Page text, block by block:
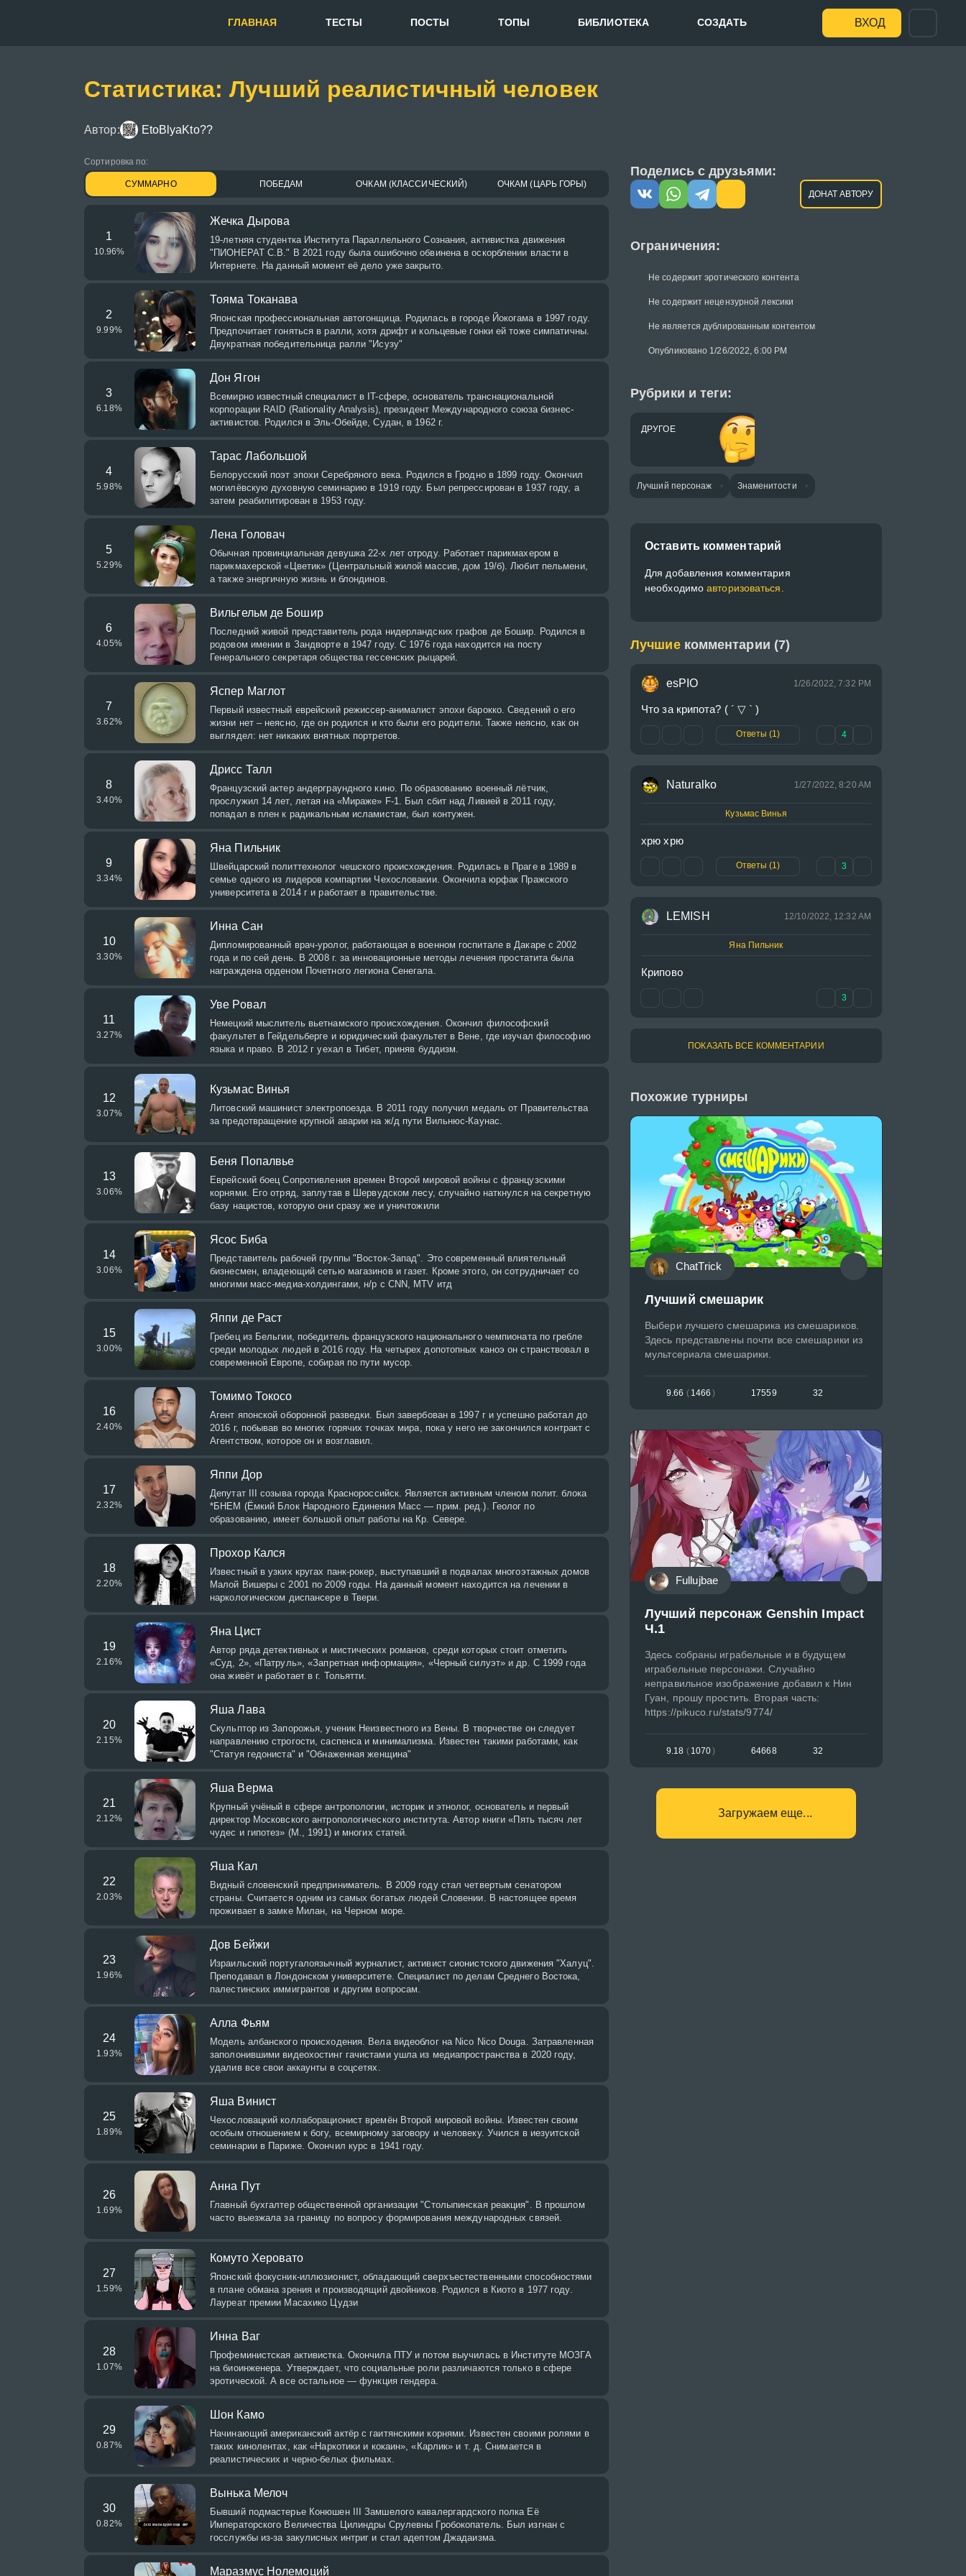
ГЛАВНАЯ ТЕСТЫ ПОСТЫ ТОПЫ БИБЛИОТЕКА СОЗДАТЬ ВХОД
Статистика: Лучший реалистичный человек
Автор: EtoBlyaKto??
Сортировка по:
СУММАРНО ПОБЕДАМ ОЧКАМ (КЛАССИЧЕСКИЙ) ОЧКАМ (ЦАРЬ ГОРЫ)
1
10.96%
Жечка Дырова
19-летняя студентка Института Параллельного Сознания, активистка движения
"ПИОНЕРАТ С.В." В 2021 году была ошибочно обвинена в оскорблении власти в
Интернете. На данный момент её дело уже закрыто.
2
9.99%
Тояма Токанава
Японская профессиональная автогонщица. Родилась в городе Йокогама в 1997 году.
Предпочитает гоняться в ралли, хотя дрифт и кольцевые гонки ей тоже симпатичны.
Двукратная победительница ралли "Исузу"
3
6.18%
Дон Ягон
Всемирно известный специалист в IT-сфере, основатель транснациональной
корпорации RAID (Rationality Analysis), президент Международного союза бизнес-
активистов. Родился в Эль-Обейде, Судан, в 1962 г.
4
5.98%
Тарас Лабольшой
Белорусский поэт эпохи Серебряного века. Родился в Гродно в 1899 году. Окончил
могилёвскую духовную семинарию в 1919 году. Был репрессирован в 1937 году, а
затем реабилитирован в 1953 году.
5
5.29%
Лена Головач
Обычная провинциальная девушка 22-х лет отроду. Работает парикмахером в
парикмахерской «Цветик» (Центральный жилой массив, дом 19/б). Любит пельмени,
а также энергичную жизнь и блондинов.
6
4.05%
Вильгельм де Бошир
Последний живой представитель рода нидерландских графов де Бошир. Родился в
родовом имении в Зандворте в 1947 году. С 1976 года находится на посту
Генерального секретаря общества гессенских рыцарей.
7
3.62%
Яспер Маглот
Первый известный еврейский режиссер-анималист эпохи барокко. Сведений о его
жизни нет – неясно, где он родился и кто были его родители. Также неясно, как он
выглядел: нет никаких внятных портретов.
8
3.40%
Дрисс Талл
Французский актер андерграундного кино. По образованию военный лётчик,
прослужил 14 лет, летая на «Мираже» F-1. Был сбит над Ливией в 2011 году,
попадал в плен к радикальным исламистам, был контужен.
9
3.34%
Яна Пильник
Швейцарский политтехнолог чешского происхождения. Родилась в Праге в 1989 в
семье одного из лидеров компартии Чехословакии. Окончила юрфак Пражского
университета в 2014 г и работает в правительстве.
10
3.30%
Инна Сан
Дипломированный врач-уролог, работающая в военном госпитале в Дакаре с 2002
года и по сей день. В 2008 г. за инновационные методы лечения простатита была
награждена орденом Почетного легиона Сенегала.
11
3.27%
Уве Ровал
Немецкий мыслитель вьетнамского происхождения. Окончил философский
факультет в Гейдельберге и юридический факультет в Вене, где изучал философию
языка и право. В 2012 г уехал в Тибет, приняв буддизм.
12
3.07%
Кузьмас Винья
Литовский машинист электропоезда. В 2011 году получил медаль от Правительства
за предотвращение крупной аварии на ж/д пути Вильнюс-Каунас.
13
3.06%
Беня Попалвье
Еврейский боец Сопротивления времен Второй мировой войны с французскими
корнями. Его отряд, заплутав в Шервудском лесу, случайно наткнулся на секретную
базу нацистов, которую они сразу же и уничтожили
14
3.06%
Ясос Биба
Представитель рабочей группы "Восток-Запад". Это современный влиятельный
бизнесмен, владеющий сетью магазинов и газет. Кроме этого, он сотрудничает со
многими масс-медиа-холдингами, н/р с CNN, MTV итд
15
3.00%
Яппи де Раст
Гребец из Бельгии, победитель французского национального чемпионата по гребле
среди молодых людей в 2016 году. На четырех допотопных каноэ он странствовал в
современной Европе, собирая по пути мусор.
16
2.40%
Томимо Токосо
Агент японской оборонной разведки. Был завербован в 1997 г и успешно работал до
2016 г, побывав во многих горячих точках мира, пока у него не закончился контракт с
Агентством, которое он и возглавил.
17
2.32%
Яппи Дор
Депутат III созыва города Краснороссийск. Является активным членом полит. блока
*БНЕМ (Ёмкий Блок Народного Единения Масс — прим. ред.). Геолог по
образованию, имеет большой опыт работы на Кр. Севере.
18
2.20%
Прохор Кался
Известный в узких кругах панк-рокер, выступавший в подвалах многоэтажных домов
Малой Вишеры с 2001 по 2009 годы. На данный момент находится на лечении в
наркологическом диспансере в Твери.
19
2.16%
Яна Цист
Автор ряда детективных и мистических романов, среди которых стоит отметить
«Суд, 2», «Патруль», «Запретная информация», «Черный силуэт» и др. С 1999 года
она живёт и работает в г. Тольятти.
20
2.15%
Яша Лава
Скульптор из Запорожья, ученик Неизвестного из Вены. В творчестве он следует
направлению строгости, саспенса и минимализма. Известен такими работами, как
"Статуя гедониста" и "Обнаженная женщина"
21
2.12%
Яша Верма
Крупный учёный в сфере антропологии, историк и этнолог, основатель и первый
директор Московского антропологического института. Автор книги «Пять тысяч лет
чудес и гипотез» (М., 1991) и многих статей.
22
2.03%
Яша Кал
Видный словенский предприниматель. В 2009 году стал четвертым сенатором
страны. Считается одним из самых богатых людей Словении. В настоящее время
проживает в замке Милан, на Черном море.
23
1.96%
Дов Бейжи
Израильский португалоязычный журналист, активист сионистского движения "Халуц".
Преподавал в Лондонском университете. Специалист по делам Среднего Востока,
палестинских иммигрантов и другим вопросам.
24
1.93%
Алла Фьям
Модель албанского происходения. Вела видеоблог на Nico Nico Douga. Затравленная
заполонившими видеохостинг гачистами ушла из медиапространства в 2020 году,
удалив все свои аккаунты в соцсетях.
25
1.89%
Яша Винист
Чехословацкий коллаборационист времён Второй мировой войны. Известен своим
особым отношением к богу, всемирному заговору и человеку. Учился в иезуитской
семинарии в Париже. Окончил курс в 1941 году.
26
1.69%
Анна Пут
Главный бухгалтер общественной организации "Столыпинская реакция". В прошлом
часто выезжала за границу по вопросу формирования международных связей.
27
1.59%
Комуто Херовато
Японский фокусник-иллюзионист, обладающий сверхъестественными способностями
в плане обмана зрения и производящий двойников. Родился в Киото в 1977 году.
Лауреат премии Масахико Цудзи
28
1.07%
Инна Ваг
Профеминистская активистка. Окончила ПТУ и потом выучилась в Институте МОЗГА
на биоинженера. Утверждает, что социальные роли различаются только в сфере
эротической. А все остальное — функция гендера.
29
0.87%
Шон Камо
Начинающий американский актёр с гаитянскими корнями. Известен своими ролями в
таких кинолентах, как «Наркотики и кокаин», «Карлик» и т. д. Снимается в
реалистических и черно-белых фильмах.
30
0.82%
Вынька Мелоч
Бывший подмастерье Конюшен III Замшелого кавалергардского полка Её
Императорского Величества Цилиндры Срулевны Гробокопатель. Был изгнан с
госслужбы из-за закулисных интриг и стал адептом Джадаизма.
Маразмус Нолемоций
Поделись с друзьями:
ДОНАТ АВТОРУ
Ограничения:
Не содержит эротического контента
Не содержит нецензурной лексики
Не является дублированным контентом
Опубликовано 1/26/2022, 6:00 PM
Рубрики и теги:
ДРУГОЕ
Лучший персонаж Знаменитости
Оставить комментарий
Для добавления комментария
необходимоавторизоваться.
Лучшие комментарии (7)
esPIO 1/26/2022, 7:32 PM
Что за крипота? ( ´ ▽ ` )
Ответы (1) 4
Naturalko 1/27/2022, 8:20 AM
Кузьмас Винья
хрю хрю
Ответы (1) 3
LEMISH 12/10/2022, 12:32 AM
Яна Пильник
Крипово
3
ПОКАЗАТЬ ВСЕ КОММЕНТАРИИ
Похожие турниры
ChatTrick
Лучший смешарик
Выбери лучшего смешарика из смешариков.
Здесь представлены почти все смешарики из
мультсериала смешарики.
9.66 ( 1466 ) 17559 32
Fullujbae
Лучший персонаж Genshin Impact
Ч.1
Здесь собраны играбельные и в будущем
играбельные персонажи. Случайно
неправильное изображение добавил к Нин
Гуан, прошу простить. Вторая часть:
https://pikuco.ru/stats/9774/
9.18 ( 1070) 64668 32
Загружаем еще...